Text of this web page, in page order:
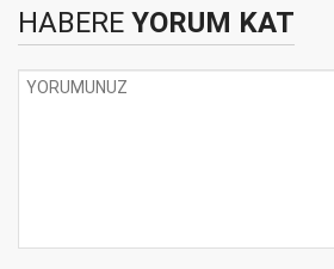
HABERE YORUM KAT